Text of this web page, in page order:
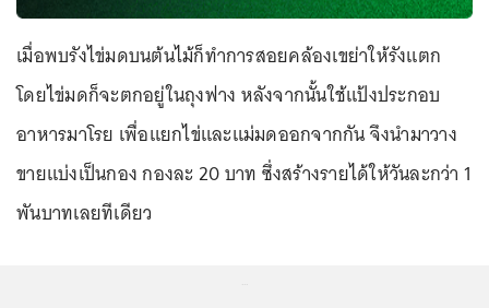
เมื่อพบรังไข่มดบนต้นไม้ก็ทำการสอยคล้องเขย่าให้รังแตก
โดยไข่มดก็จะตกอยู่ในถุงฟาง หลังจากนั้นใช้แป้งประกอบ
อาหารมาโรย เพื่อแยกไข่และแม่มดออกจากกัน จึงนำมาวาง
ขายแบ่งเป็นกอง กองละ 20 บาท ซึ่งสร้างรายได้ให้วันละกว่า 1
พันบาทเลยทีเดียว